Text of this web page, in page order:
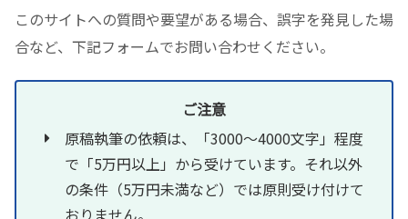
このサイトへの質問や要望がある場合、誤字を発見した場
合など、下記フォームでお問い合わせください。
ご注意
原稿執筆の依頼は、「3000～4000文字」程度
で「5万円以上」から受けています。それ以外
の条件（5万円未満など）では原則受け付けて
おりません。